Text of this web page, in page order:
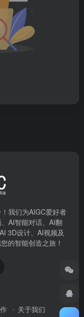
我们为AIGC爱好者
AI智能对话、AI翻
3D设计、AI视频及
的智能创造之旅！
关于我们